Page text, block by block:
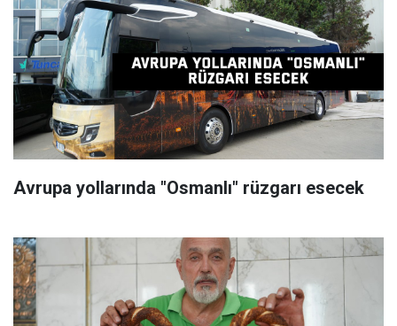
Avrupa yollarında "Osmanlı" rüzgarı esecek